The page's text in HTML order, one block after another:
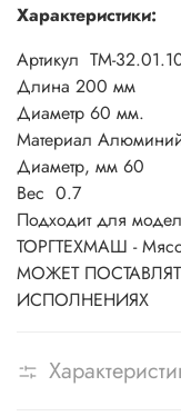
Характеристики:
Артикул ТМ-
Длина 200 мм
Диаметр 60 мм.
Материал
Диаметр, мм 60
Вес 0.7
Подходит для
ТОРГТЕХМАШ -
МОЖЕТ
ИСПОЛНЕНИЯХ